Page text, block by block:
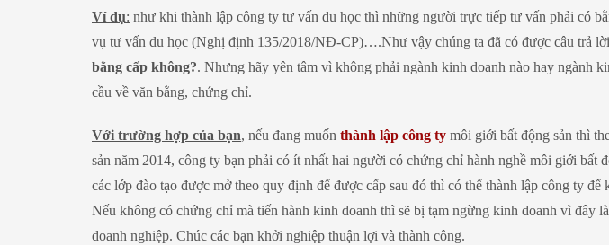
Ví dụ: như khi thành lập công ty tư vấn du học thì những người trực tiếp tư vấn phải có
vụ tư vấn du học (Nghị định 135/2018/NĐ-CP)….Như vậy chúng ta đã có được câu trả
bằng cấp không?. Nhưng hãy yên tâm vì không phải ngành kinh doanh nào hay ngành
cầu về văn bằng, chứng chỉ.
Với trường hợp của bạn, nếu đang muốn thành lập công ty môi giới bất động sản thì
sản năm 2014, công ty bạn phải có ít nhất hai người có chứng chỉ hành nghề môi giới bất
các lớp đào tạo được mở theo quy định để được cấp sau đó thì có thể thành lập công ty để
Nếu không có chứng chỉ mà tiến hành kinh doanh thì sẽ bị tạm ngừng kinh doanh vì đây
doanh nghiệp. Chúc các bạn khởi nghiệp thuận lợi và thành công.